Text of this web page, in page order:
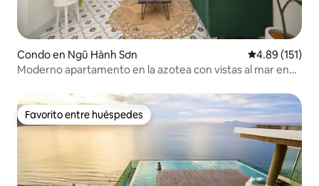
Condo en Ngũ Hành Sơn Calificación
4.89 (151)
Moderno apartamento en la azotea con vistas al mar en
Favorito entre huéspedes
Favorito entre huéspedes